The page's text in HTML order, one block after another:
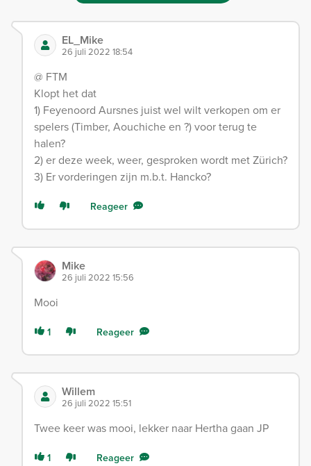
EL_Mike
26 juli 2022 18:54
@ FTM
Klopt het dat
1) Feyenoord Aursnes juist wel wilt verkopen om er
spelers (Timber, Aouchiche en ?) voor terug te
halen?
2) er deze week, weer, gesproken wordt met Zürich?
3) Er vorderingen zijn m.b.t. Hancko?
Reageer
Mike
26 juli 2022 15:56
Mooi
1 Reageer
Willem
26 juli 2022 15:51
Twee keer was mooi, lekker naar Hertha gaan JP
1 Reageer